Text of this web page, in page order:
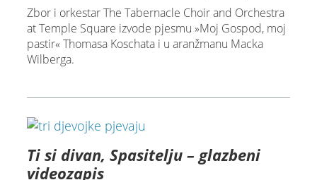
Zbor i orkestar The Tabernacle Choir and Orchestra
at Temple Square izvode pjesmu »Moj Gospod, moj
pastir« Thomasa Koschata i u aranžmanu Macka
Wilberga.
Ti si divan, Spasitelju – glazbeni
videozapis